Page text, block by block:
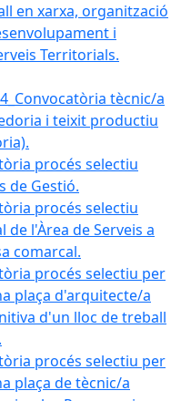
en xarxa, organització
i
Territorials.
tècnic/a
i teixit productiu
procés selectiu
de Gestió.
procés selectiu
l'Àrea de Serveis a
comarcal.
procés selectiu per
plaça d'arquitecte/a
d'un lloc de treball
procés selectiu per
plaça de tècnic/a